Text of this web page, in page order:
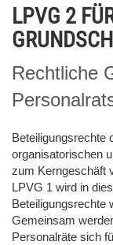
LPVG 2
Rechtliche
Beteiligungsrechte
organisatorischen
zum Kerngeschäft
LPVG 1 wird in
Beteiligungsrechte
Gemeinsam
Personalräte sich